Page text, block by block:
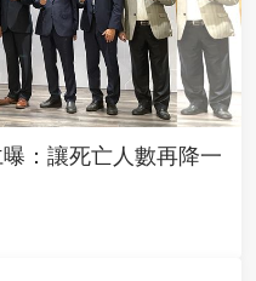
：讓死亡人數再降一